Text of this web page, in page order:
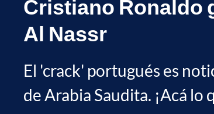
Cristiano Ronaldo
Al Nassr
El 'crack' portugués es
de Arabia Saudita. ¡Acá